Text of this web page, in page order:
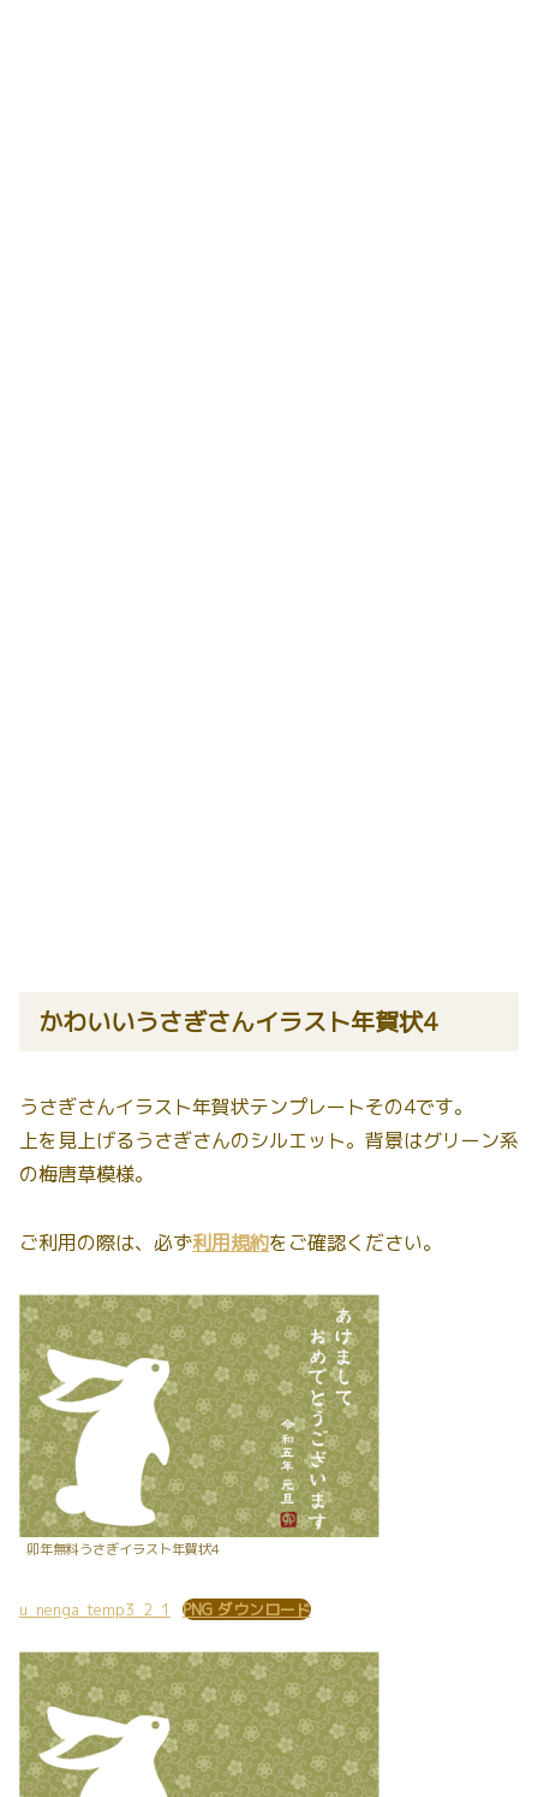
かわいいうさぎさんイラスト年賀状4
うさぎさんイラスト年賀状テンプレートその4です。
上を見上げるうさぎさんのシルエット。背景はグリーン系
の梅唐草模様。
ご利用の際は、必ず利用規約をご確認ください。
卯年無料うさぎイラスト年賀状4
u_nenga_temp3_2_1 PNG ダウンロード